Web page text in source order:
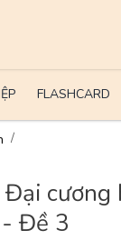
FLASHCARD
Đề 3